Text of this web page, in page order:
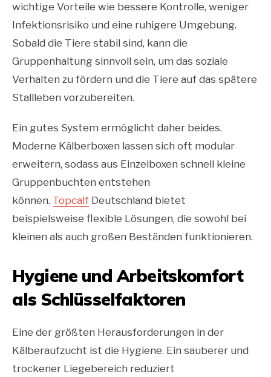
wichtige Vorteile wie bessere Kontrolle, weniger
Infektionsrisiko und eine ruhigere Umgebung.
Sobald die Tiere stabil sind, kann die
Gruppenhaltung sinnvoll sein, um das soziale
Verhalten zu fördern und die Tiere auf das spätere
Stallleben vorzubereiten.
Ein gutes System ermöglicht daher beides.
Moderne Kälberboxen lassen sich oft modular
erweitern, sodass aus Einzelboxen schnell kleine
Gruppenbuchten entstehen
können. Topcalf Deutschland bietet
beispielsweise flexible Lösungen, die sowohl bei
kleinen als auch großen Beständen funktionieren.
Hygiene und Arbeitskomfort
als Schlüsselfaktoren
Eine der größten Herausforderungen in der
Kälberaufzucht ist die Hygiene. Ein sauberer und
trockener Liegebereich reduziert